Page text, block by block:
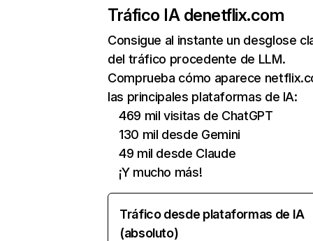
Tráfico IA denetflix.com
Consigue al instante un desglose
del tráfico procedente de LLM.
Comprueba cómo aparece
las principales plataformas de IA:
469 mil visitas de ChatGPT
130 mil desde Gemini
49 mil desde Claude
¡Y mucho más!
Tráfico desde plataformas de IA
(absoluto)